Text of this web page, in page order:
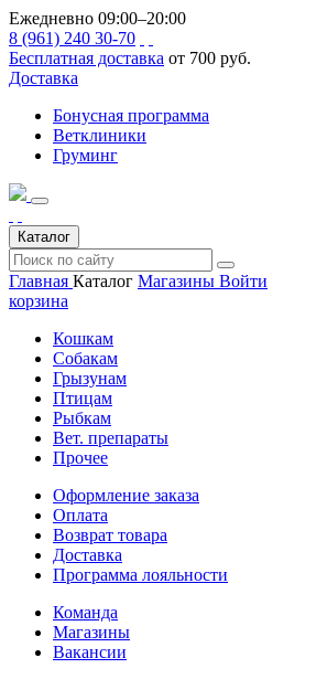
Ежедневно 09:00–20:00
8 (961) 240 30-70
Бесплатная доставка от 700 руб.
Доставка
Бонусная программа
Ветклиники
Груминг
Каталог
Главная Каталог Магазины Войти
корзина
Кошкам
Собакам
Грызунам
Птицам
Рыбкам
Вет. препараты
Прочее
Оформление заказа
Оплата
Возврат товара
Доставка
Программа лояльности
Команда
Магазины
Вакансии